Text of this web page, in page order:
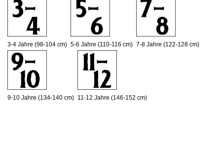
3-4 Jahre (98-104 cm) 5-6 Jahre (110-116 cm) 7-8 Jahre (122-128 cm)
9-10 Jahre (134-140 cm) 11-12 Jahre (146-152 cm)